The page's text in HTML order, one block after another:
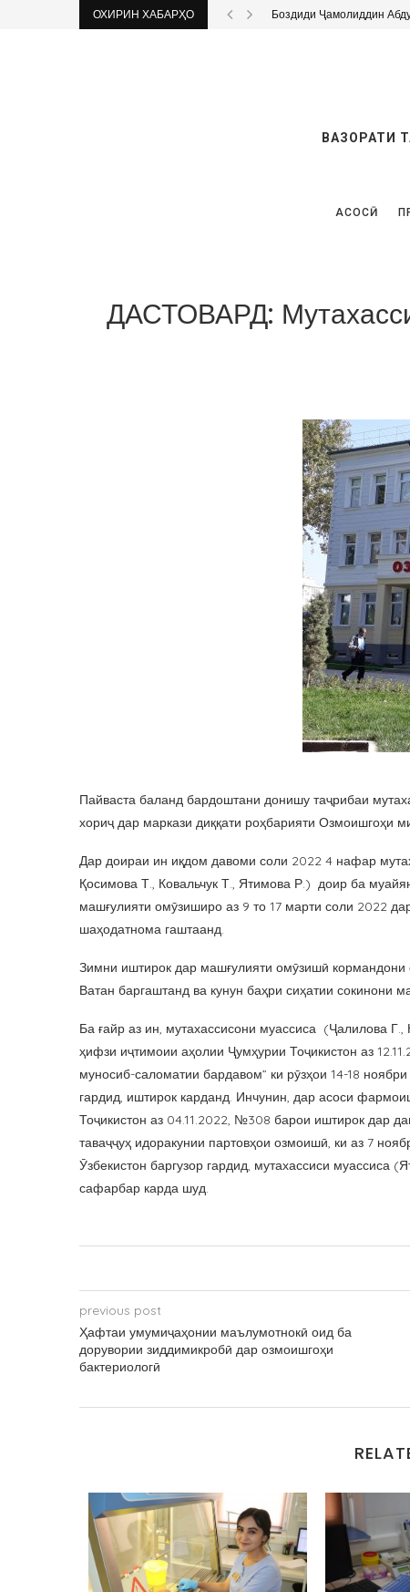
ОХИРИН ХАБАРҲО Дар 8 муассисаи
ВАЗОРАТИ
АСОСӢ
ДАСТОВАРД:
Пайваста баланд бардоштани донишу таҷрибаи
хориҷ дар маркази диққати роҳбарияти Озмоишгоҳи
Дар доираи ин иқдом давоми соли 2022 4 нафар
Қосимова Т., Ковальчук Т., Ятимова Р.) доир ба
машғулияти омӯзиширо аз 9 то 17 марти соли 2022
шаҳодатнома гаштаанд.
Зимни иштирок дар машғулияти омӯзишӣ
Ватан баргаштанд ва кунун баҳри сиҳатии сокинони
Ба ғайр аз ин, мутахассисони муассиса (Ҷалилова
ҳифзи иҷтимоии аҳолии Ҷумҳурии Тоҷикистон аз
муносиб-саломатии бардавом” ки рӯзҳои 14-18
гардид, иштирок карданд. Инчунин, дар асоси
Тоҷикистон аз 04.11.2022, №308 барои иштирок дар
таваҷҷуҳ идоракунии партовҳои озмоишӣ, ки аз 7
Ӯзбекистон баргузор гардид, мутахассиси
сафарбар карда шуд.
previous post
Ҳафтаи умумиҷаҳонии маълумотнокӣ оид ба
дорувории зиддимикробӣ дар озмоишгоҳи
бактериологӣ